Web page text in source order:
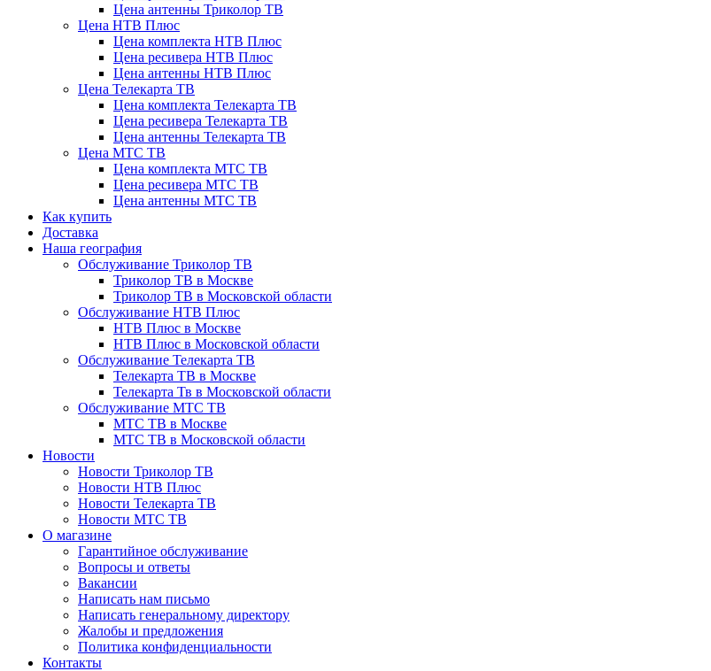
Цена антенны Триколор ТВ
Цена НТВ Плюс
Цена комплекта НТВ Плюс
Цена ресивера НТВ Плюс
Цена антенны НТВ Плюс
Цена Телекарта ТВ
Цена комплекта Телекарта ТВ
Цена ресивера Телекарта ТВ
Цена антенны Телекарта ТВ
Цена МТС ТВ
Цена комплекта МТС ТВ
Цена ресивера МТС ТВ
Цена антенны МТС ТВ
Как купить
Доставка
Наша география
Обслуживание Триколор ТВ
Триколор ТВ в Москве
Триколор ТВ в Московской области
Обслуживание НТВ Плюс
НТВ Плюс в Москве
НТВ Плюс в Московской области
Обслуживание Телекарта ТВ
Телекарта ТВ в Москве
Телекарта Тв в Московской области
Обслуживание МТС ТВ
МТС ТВ в Москве
МТС ТВ в Московской области
Новости
Новости Триколор ТВ
Новости НТВ Плюс
Новости Телекарта ТВ
Новости МТС ТВ
О магазине
Гарантийное обслуживание
Вопросы и ответы
Вакансии
Написать нам письмо
Написать генеральному директору
Жалобы и предложения
Политика конфиденциальности
Контакты